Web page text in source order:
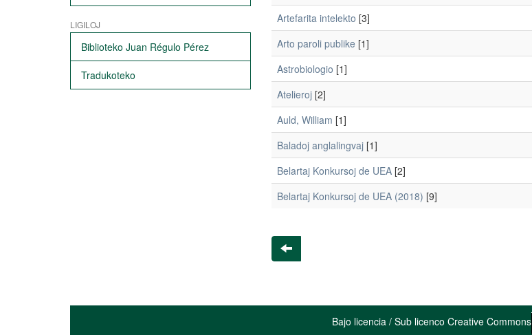
LIGILOJ
Biblioteko Juan Régulo Pérez
Tradukoteko
Artefarita intelekto [3]
Arto paroli publike [1]
Astrobiologio [1]
Atelieroj[2]
Auld, William [1]
Baladoj anglalingvaj[1]
Belartaj Konkursoj de UEA[2]
Belartaj Konkursoj de UEA (2018) [9]
Bajo licencia / Sub licenco Creative Commons